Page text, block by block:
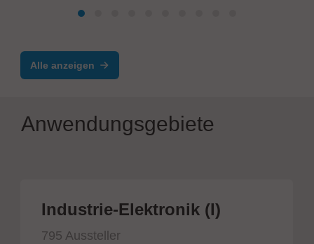
Alle anzeigen
Anwendungsgebiete
Industrie-Elektronik (I)
795 Aussteller